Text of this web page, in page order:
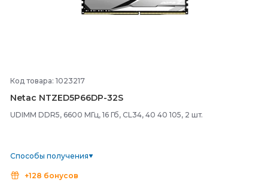
Код товара: 1023217
Netac NTZED5P66DP-32S
UDIMM DDR5, 6600 МГц, 16 Гб, CL34, 40 40 105, 2 шт.
Способы получения
+128 бонусов